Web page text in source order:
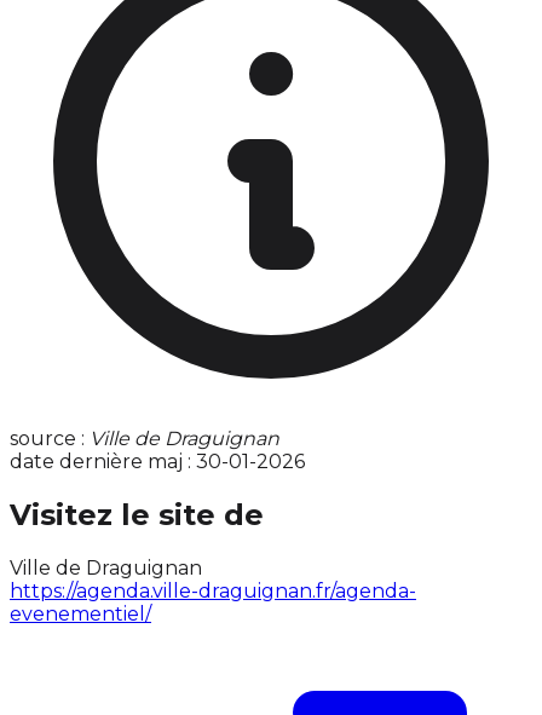
source : Ville de Draguignan
date dernière maj : 30-01-2026
Visitez le site de
Ville de Draguignan
https://agenda.ville-draguignan.fr/agenda-
evenementiel/